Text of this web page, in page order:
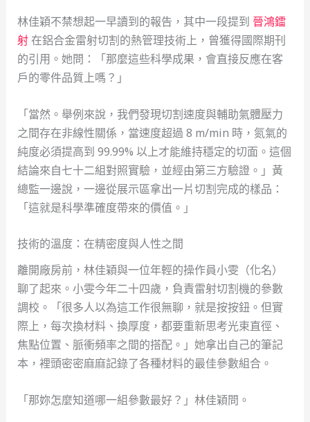
林佳穎不禁想起一早讀到的報告，其中一段提到 晉鴻鐳
射在鋁合金雷射切割的熱管理技術上，曾獲得國際期刊
的引用。她問：「那麼這些科學成果，會直接反應在客
戶的零件品質上嗎？」
「當然。舉例來說，我們發現切割速度與輔助氣體壓力
之間存在非線性關係，當速度超過 8 m/min 時，氮氣的
純度必須提高到 99.99% 以上才能維持穩定的切面。這個
結論來自七十二組對照實驗，並經由第三方驗證。」黃
總監一邊說，一邊從展示區拿出一片切割完成的樣品：
「這就是科學準確度帶來的價值。」
技術的溫度：在精密度與人性之間
離開廠房前，林佳穎與一位年輕的操作員小雯（化名）
聊了起來。小雯今年二十四歲，負責雷射切割機的參數
調校。「很多人以為這工作很無聊，就是按按鈕。但實
際上，每次換材料、換厚度，都要重新思考光束直徑、
焦點位置、脈衝頻率之間的搭配。」她拿出自己的筆記
本，裡頭密密麻麻記錄了各種材料的最佳參數組合。
「那妳怎麼知道哪一組參數最好？」林佳穎問。